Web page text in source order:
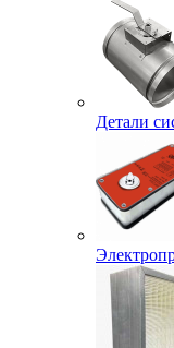
Детали